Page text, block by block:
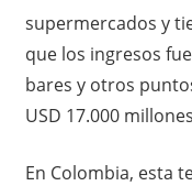
supermercados y
que los ingresos
bares y otros
USD 17.000
En Colombia, esta